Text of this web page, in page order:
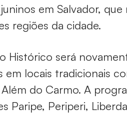
em Salvador,
regiões da cidade.
Histórico será
em locais tradicionais
do Carmo. A
Paripe, Periperi,